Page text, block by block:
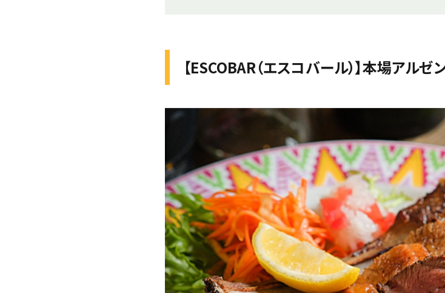
【ESCOBAR（エスコバール）】本場アルゼ